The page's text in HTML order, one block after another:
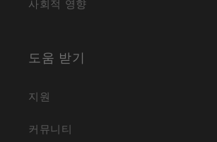
사회적 영향
도움 받기
지원
커뮤니티